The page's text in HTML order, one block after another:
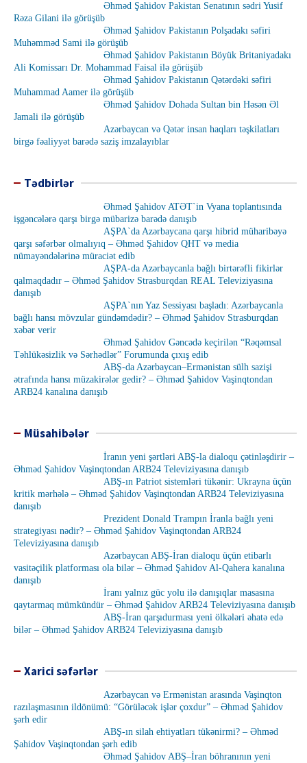
Əhməd Şahidov Pakistan Senatının sədri Yusif
Rəza Gilani ilə görüşüb
Əhməd Şahidov Pakistanın Polşadakı səfiri
Muhəmməd Sami ilə görüşüb
Əhməd Şahidov Pakistanın Böyük Britaniyadakı
Ali Komissarı Dr. Mohammad Faisal ilə görüşüb
Əhməd Şahidov Pakistanın Qətərdəki səfiri
Muhammad Aamer ilə görüşüb
Əhməd Şahidov Dohada Sultan bin Həsən Əl
Jamali ilə görüşüb
Azərbaycan və Qətər insan haqları təşkilatları
birgə fəaliyyət barədə saziş imzalayıblar
Tədbirlər
Əhməd Şahidov ATƏT`in Vyana toplantısında
işgəncələrə qarşı birgə mübarizə barədə danışıb
AŞPA`da Azərbaycana qarşı hibrid müharibəyə
qarşı səfərbər olmalıyıq – Əhməd Şahidov QHT və media
nümayəndələrinə müraciət edib
AŞPA-da Azərbaycanla bağlı birtərəfli fikirlər
qalmaqdadır – Əhməd Şahidov Strasburqdan REAL Televiziyasına
danışıb
AŞPA`nın Yaz Sessiyası başladı: Azərbaycanla
bağlı hansı mövzular gündəmdədir? – Əhməd Şahidov Strasburqdan
xəbər verir
Əhməd Şahidov Gəncədə keçirilən “Rəqəmsal
Təhlükəsizlik və Sərhədlər” Forumunda çıxış edib
ABŞ-da Azərbaycan–Ermənistan sülh sazişi
ətrafında hansı müzakirələr gedir? – Əhməd Şahidov Vaşinqtondan
ARB24 kanalına danışıb
Müsahibələr
İranın yeni şərtləri ABŞ-la dialoqu çətinləşdirir –
Əhməd Şahidov Vaşinqtondan ARB24 Televiziyasına danışıb
ABŞ-ın Patriot sistemləri tükənir: Ukrayna üçün
kritik mərhələ – Əhməd Şahidov Vaşinqtondan ARB24 Televiziyasına
danışıb
Prezident Donald Trampın İranla bağlı yeni
strategiyası nədir? – Əhməd Şahidov Vaşinqtondan ARB24
Televiziyasına danışıb
Azərbaycan ABŞ-İran dialoqu üçün etibarlı
vasitəçilik platforması ola bilər – Əhməd Şahidov Al-Qahera kanalına
danışıb
İranı yalnız güc yolu ilə danışıqlar masasına
qaytarmaq mümkündür – Əhməd Şahidov ARB24 Televiziyasına danışıb
ABŞ-İran qarşıdurması yeni ölkələri əhatə edə
bilər – Əhməd Şahidov ARB24 Televiziyasına danışıb
Xarici səfərlər
Azərbaycan və Ermənistan arasında Vaşinqton
razılaşmasının ildönümü: “Görüləcək işlər çoxdur” – Əhməd Şahidov
şərh edir
ABŞ-ın silah ehtiyatları tükənirmi? – Əhməd
Şahidov Vaşinqtondan şərh edib
Əhməd Şahidov ABŞ–İran böhranının yeni